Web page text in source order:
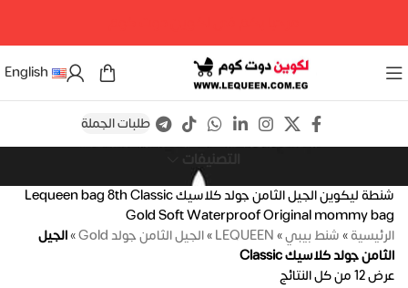
English
طلبات الجملة
التصنيفات
شنطة ليكوين الجيل الثامن جولد كلاسيك Lequeen bag 8th Classic
Gold Soft Waterproof Original mommy bag
الرئيسية»شنط بيبي»
LEQUEEN
»الجيل الثامن جولد Gold »الجيل
الثامن جولد كلاسيك Classic
عرض ⁦12⁩ من كل النتائج